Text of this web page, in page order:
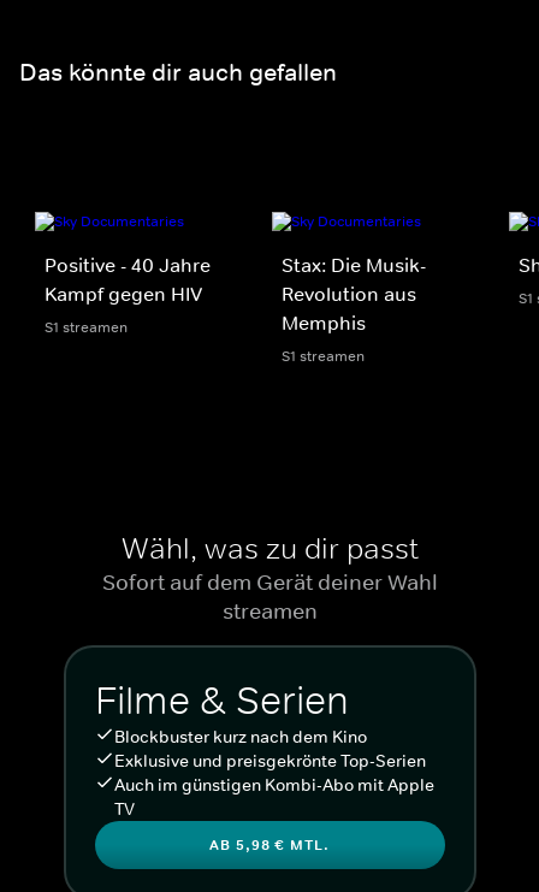
Das könnte dir auch gefallen
Positive - 40 Jahre
Kampf gegen HIV
S1 streamen
Stax: Die Musik-
Revolution aus
Memphis
S1 streamen
Wähl, was zu dir passt
Sofort auf dem Gerät deiner Wahl
streamen
Filme & Serien
Blockbuster kurz nach dem Kino
Exklusive und preisgekrönte Top-Serien
Auch im günstigen Kombi-Abo mit Apple
TV
AB 5,98 € MTL.